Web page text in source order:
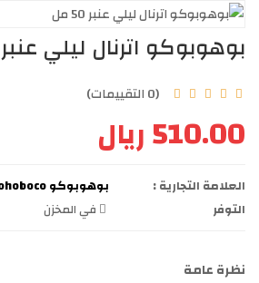
بوهوبوكو اترنال ليلي عنبر 50 مل
(0 التقييمات)
510.00 ريال
العلامة التجارية :
بوهوبوكو bohoboco
التوفر
في المخزن
نظرة عامة